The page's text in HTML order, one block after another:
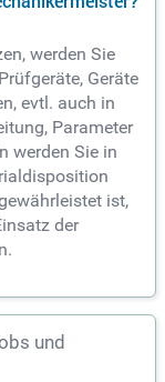
werden Sie
Geräte
evtl. auch in
Parameter
werden Sie in
ist,
der
und